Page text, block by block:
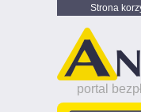
Strona
portal